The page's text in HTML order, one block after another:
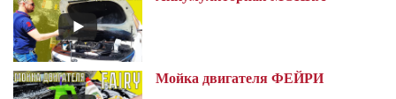
Мойка двигателя ФЕЙРИ